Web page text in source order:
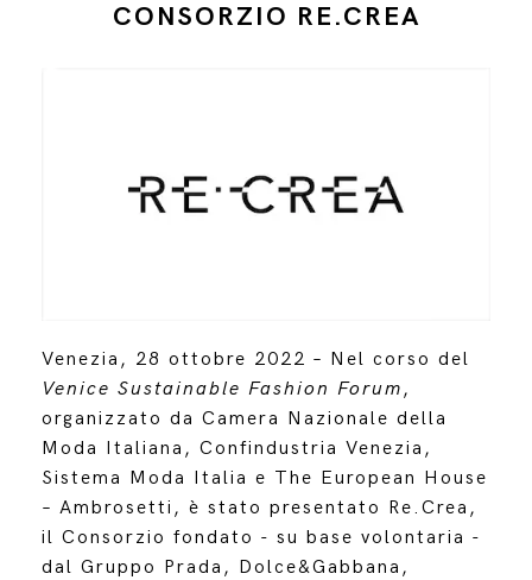
CONSORZIO RE.CREA
Venezia, 28 ottobre 2022 – Nel corso del
Venice Sustainable Fashion Forum,
organizzato da Camera Nazionale della
Moda Italiana, Confindustria Venezia,
Sistema Moda Italia e The European House
– Ambrosetti, è stato presentato Re.Crea,
il Consorzio fondato - su base volontaria -
dal Gruppo Prada, Dolce&Gabbana,